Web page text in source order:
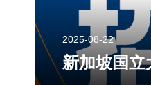
2025-08-22
新加坡国